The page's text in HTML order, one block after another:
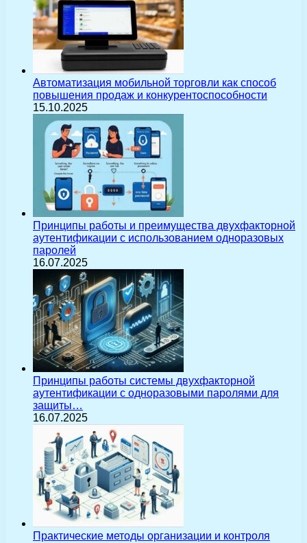
Автоматизация мобильной торговли как способ
повышения продаж и конкурентоспособности
15.10.2025
Принципы работы и преимущества двухфакторной
аутентификации с использованием одноразовых
паролей
16.07.2025
Принципы работы системы двухфакторной
аутентификации с одноразовыми паролями для
защиты…
16.07.2025
Практические методы организации и контроля